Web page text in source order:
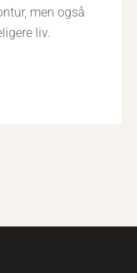
men også
liv.